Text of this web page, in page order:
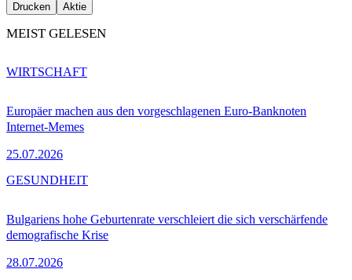
Drucken Aktie
MEIST GELESEN
Europäer machen aus den vorgeschlagenen Euro-Banknoten
Internet-Memes
25.07.2026
WIRTSCHAFT
Bulgariens hohe Geburtenrate verschleiert die sich verschärfende
demografische Krise
28.07.2026
GESUNDHEIT